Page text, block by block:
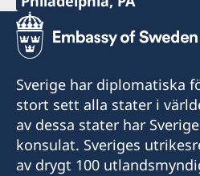
+1 617 451 3456
Consulate of Sweden
295 Devonshire Street,
Tel:
+1 (267) 802-1210
E-post:
Consulate of Sweden
Sverige har diplomatiska
stort sett alla stater i
av dessa stater har
konsulat. Sveriges
av drygt 100